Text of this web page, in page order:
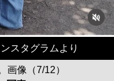
スタグラムより
画像（7/12）